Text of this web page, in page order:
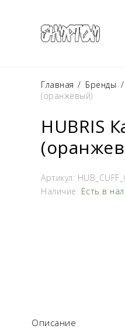
Главная / Бренды /
(оранжевый)
HUBRIS
Артикул:
Наличие: Есть в
Описание